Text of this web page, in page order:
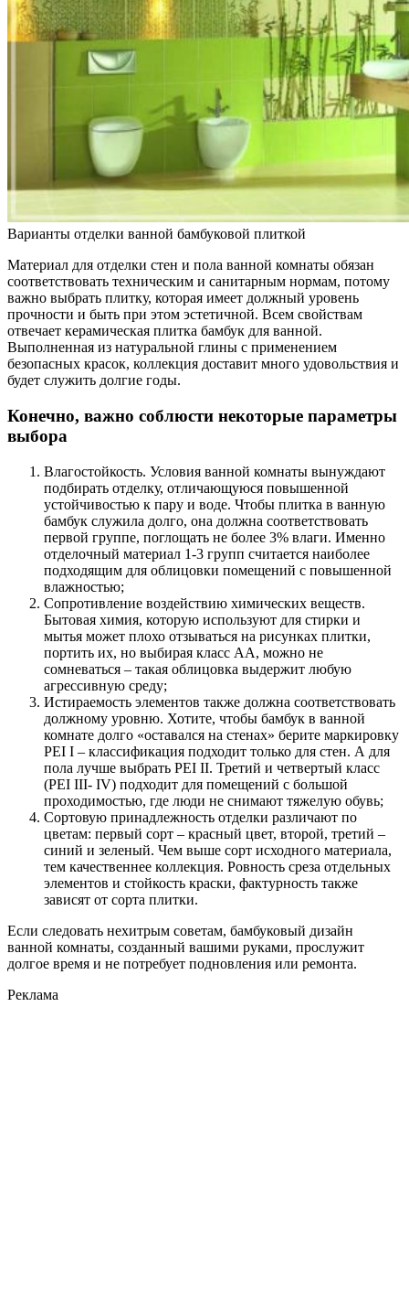
Варианты отделки ванной бамбуковой плиткой
Материал для отделки стен и пола ванной комнаты обязан
соответствовать техническим и санитарным нормам, потому
важно выбрать плитку, которая имеет должный уровень
прочности и быть при этом эстетичной. Всем свойствам
отвечает керамическая плитка бамбук для ванной.
Выполненная из натуральной глины с применением
безопасных красок, коллекция доставит много удовольствия и
будет служить долгие годы.
Конечно, важно соблюсти некоторые параметры
выбора
Влагостойкость. Условия ванной комнаты вынуждают
подбирать отделку, отличающуюся повышенной
устойчивостью к пару и воде. Чтобы плитка в ванную
бамбук служила долго, она должна соответствовать
первой группе, поглощать не более 3% влаги. Именно
отделочный материал 1-3 групп считается наиболее
подходящим для облицовки помещений с повышенной
влажностью;
Сопротивление воздействию химических веществ.
Бытовая химия, которую используют для стирки и
мытья может плохо отзываться на рисунках плитки,
портить их, но выбирая класс АА, можно не
сомневаться – такая облицовка выдержит любую
агрессивную среду;
Истираемость элементов также должна соответствовать
должному уровню. Хотите, чтобы бамбук в ванной
комнате долго «оставался на стенах» берите маркировку
PEI I – классификация подходит только для стен. А для
пола лучше выбрать PEI II. Третий и четвертый класс
(PEI III- IV) подходит для помещений с большой
проходимостью, где люди не снимают тяжелую обувь;
Сортовую принадлежность отделки различают по
цветам: первый сорт – красный цвет, второй, третий –
синий и зеленый. Чем выше сорт исходного материала,
тем качественнее коллекция. Ровность среза отдельных
элементов и стойкость краски, фактурность также
зависят от сорта плитки.
Если следовать нехитрым советам, бамбуковый дизайн
ванной комнаты, созданный вашими руками, прослужит
долгое время и не потребует подновления или ремонта.
Реклама